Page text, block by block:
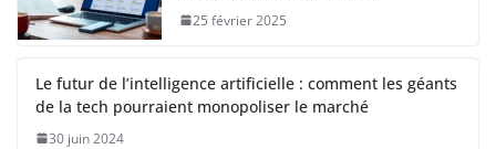
25 février 2025
Le futur de l’intelligence artificielle : comment les géants
de la tech pourraient monopoliser le marché
30 juin 2024